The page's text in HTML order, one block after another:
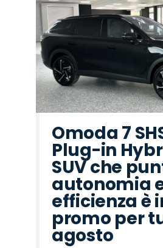
Omoda 7
Plug-in
SUV che
autonomia
efficienza è
promo per
agosto